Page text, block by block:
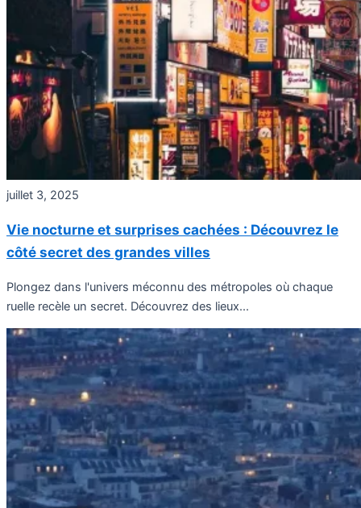
juillet 3, 2025
Vie nocturne et surprises cachées : Découvrez le
côté secret des grandes villes
Plongez dans l'univers méconnu des métropoles où chaque
ruelle recèle un secret. Découvrez des lieux...